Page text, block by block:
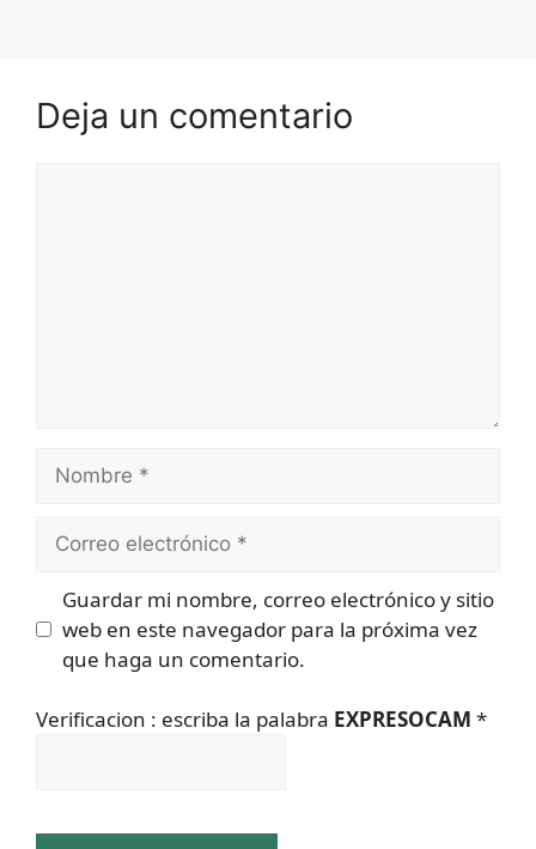
Deja un comentario
electrónico
Guardar mi nombre, correo electrónico y sitio
web en este navegador para la próxima vez
que haga un comentario.
Verificacion : escriba la palabra EXPRESOCAM *